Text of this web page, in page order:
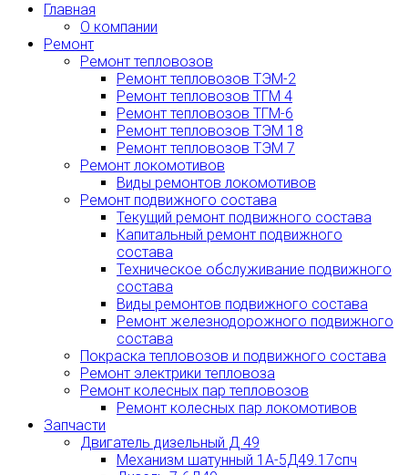
Главная
О компании
Ремонт
Ремонт тепловозов
Ремонт тепловозов ТЭМ-2
Ремонт тепловозов ТГМ 4
Ремонт тепловозов ТГМ-6
Ремонт тепловозов ТЭМ 18
Ремонт тепловозов ТЭМ 7
Ремонт локомотивов
Виды ремонтов локомотивов
Ремонт подвижного состава
Текущий ремонт подвижного состава
Капитальный ремонт подвижного
состава
Техническое обслуживание подвижного
состава
Виды ремонтов подвижного состава
Ремонт железнодорожного подвижного
состава
Покраска тепловозов и подвижного состава
Ремонт электрики тепловоза
Ремонт колесных пар тепловозов
Ремонт колесных пар локомотивов
Запчасти
Двигатель дизельный Д 49
Механизм шатунный 1А-5Д49.17спч